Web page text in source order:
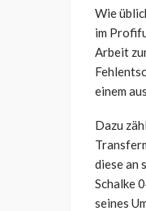
Wie
im
Arbeit
einem
Dazu
diese an
Schalke
seines